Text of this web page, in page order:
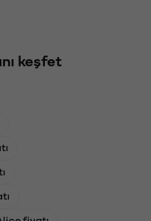
keşfet